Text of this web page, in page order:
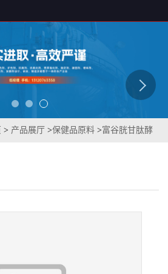
> 产品展厅 >保健品原料 >富谷胱甘肽酵